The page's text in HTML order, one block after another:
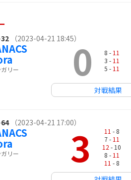
（2023-04-21 18:45）
リー 0 8 - 11
3 - 11
5 - 11
対戦結果
（2023-04-21 17:00）
リー 3 11 - 8
7 - 11
12 - 10
8 - 11
11 - 8